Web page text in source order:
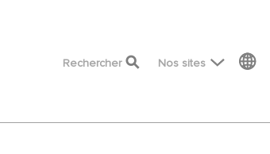
top menu
Rechercher Nos sites